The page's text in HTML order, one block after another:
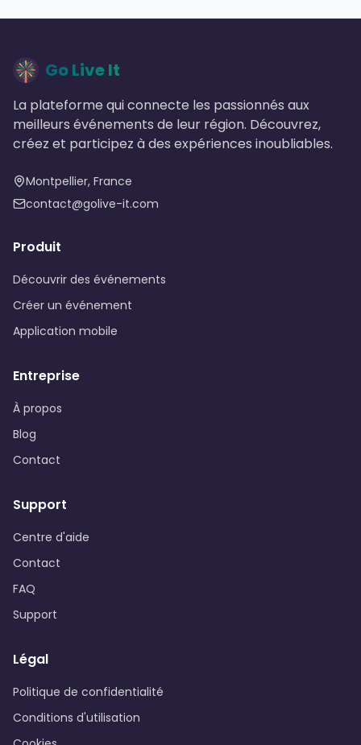
Go Live It
La plateforme qui connecte les passionnés aux
meilleurs événements de leur région. Découvrez,
créez et participez à des expériences inoubliables.
Montpellier, France
contact@golive-it.com
Produit
Découvrir des événements
Créer un événement
Application mobile
Entreprise
À propos
Blog
Contact
Support
Centre d'aide
Contact
FAQ
Support
Légal
Politique de confidentialité
Conditions d'utilisation